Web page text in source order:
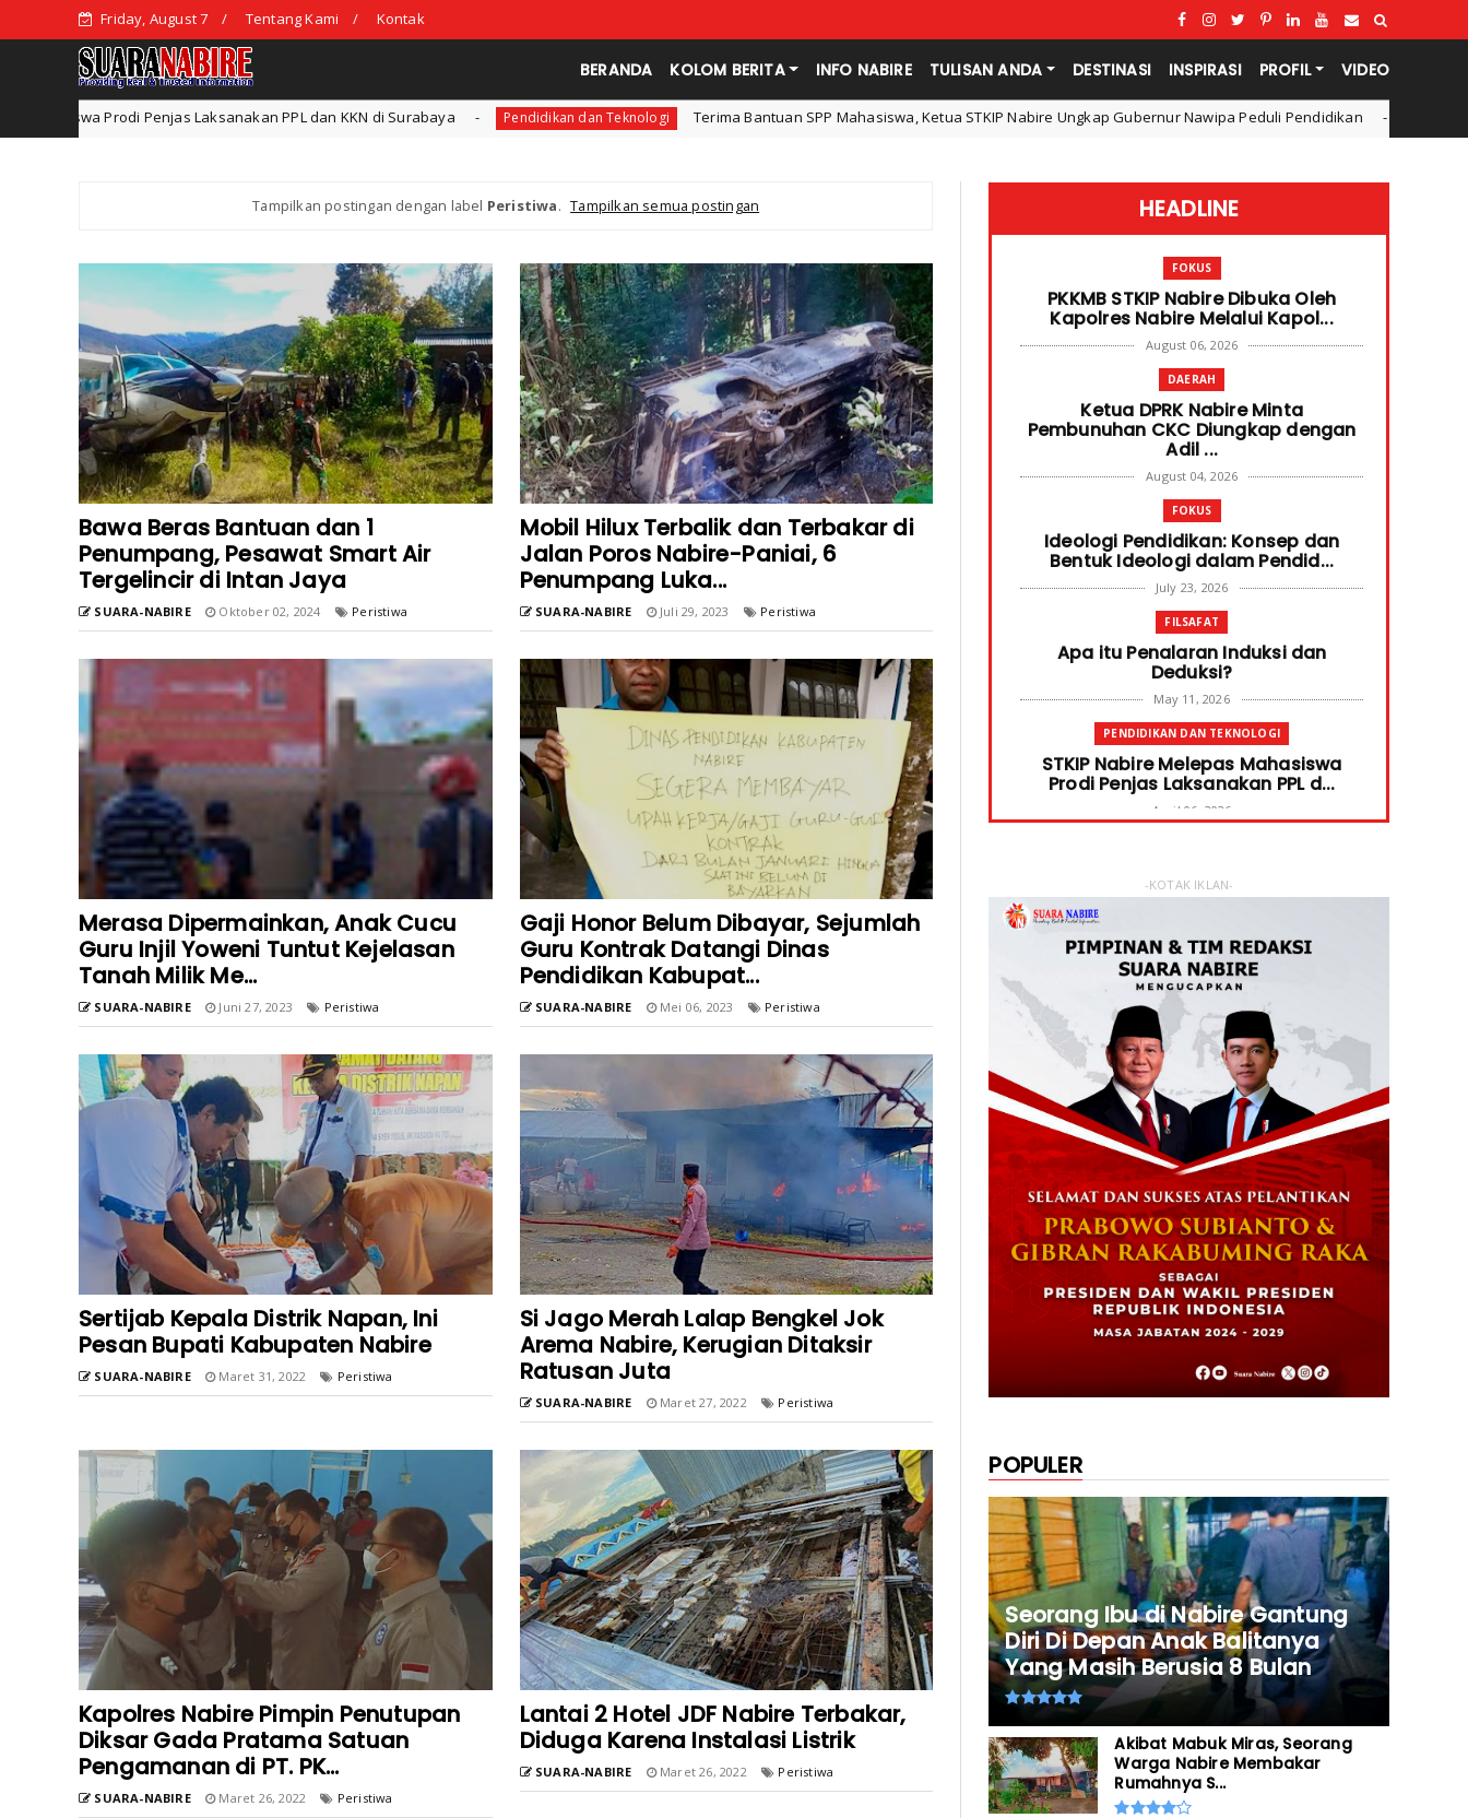
Friday, August 7 Tentang Kami Kontak
BERANDA KOLOM BERITA INFO NABIRE TULISAN ANDA DESTINASI INSPIRASI PROFIL VIDEO
Laksanakan PPL dan KKN di Surabaya Pendidikan dan Teknologi Terima Bantuan SPP Mahasiswa, Ketua STKIP Nabire Ungkap Gubernur Nawipa Peduli Pendidikan Fokus STKIP Nabire Buka
Tampilkan postingan dengan label Peristiwa. Tampilkan semua postingan
Bawa Beras Bantuan dan 1
Penumpang, Pesawat Smart Air
Tergelincir di Intan Jaya
SUARA-NABIRE Oktober 02, 2024 Peristiwa
Mobil Hilux Terbalik dan Terbakar di
Jalan Poros Nabire-Paniai, 6
Penumpang Luka...
SUARA-NABIRE Juli 29, 2023 Peristiwa
Merasa Dipermainkan, Anak Cucu
Guru Injil Yoweni Tuntut Kejelasan
Tanah Milik Me...
SUARA-NABIRE Juni 27, 2023 Peristiwa
Gaji Honor Belum Dibayar, Sejumlah
Guru Kontrak Datangi Dinas
Pendidikan Kabupat...
SUARA-NABIRE Mei 06, 2023 Peristiwa
Sertijab Kepala Distrik Napan, Ini
Pesan Bupati Kabupaten Nabire
SUARA-NABIRE Maret 31, 2022 Peristiwa
Si Jago Merah Lalap Bengkel Jok
Arema Nabire, Kerugian Ditaksir
Ratusan Juta
SUARA-NABIRE Maret 27, 2022 Peristiwa
Kapolres Nabire Pimpin Penutupan
Diksar Gada Pratama Satuan
Pengamanan di PT. PK...
SUARA-NABIRE Maret 26, 2022 Peristiwa
Lantai 2 Hotel JDF Nabire Terbakar,
Diduga Karena Instalasi Listrik
SUARA-NABIRE Maret 26, 2022 Peristiwa
HEADLINE
FOKUS
PKKMB STKIP Nabire Dibuka Oleh
Kapolres Nabire Melalui Kapol...
August 06, 2026
DAERAH
Ketua DPRK Nabire Minta
Pembunuhan CKC Diungkap dengan
Adil ...
August 04, 2026
FOKUS
Ideologi Pendidikan: Konsep dan
Bentuk Ideologi dalam Pendid...
July 23, 2026
FILSAFAT
Apa itu Penalaran Induksi dan
Deduksi?
May 11, 2026
PENDIDIKAN DAN TEKNOLOGI
STKIP Nabire Melepas Mahasiswa
Prodi Penjas Laksanakan PPL d...
April 06, 2026
Terima Bantuan SPP Mahasiswa,
Ketua STKIP Nabire Ungkap Gube...
FOKUS
STKIP Nabire Buka Prodi Pendidikan
Bahasa dan Sastra Indones...
January 27, 2026
NABIRE
Data Masuk 44,16 Persen, Paslon
Mesrha Masih Unggul 63,32 Pe...
December 02, 2024
DAERAH
Paslon Wagi Unggul Sementara di
Pilgub Papua Tengah, Versi J...
December 02, 2024
NABIRE
Rayakan HUT TNI ke-79. Dandim 1705
Nabire Gandeng Pelaku UMK...
October 23, 2024
-KOTAK IKLAN-
POPULER
Seorang Ibu di Nabire Gantung
Diri Di Depan Anak Balitanya
Yang Masih Berusia 8 Bulan
Akibat Mabuk Miras, Seorang
Warga Nabire Membakar
Rumahnya S...